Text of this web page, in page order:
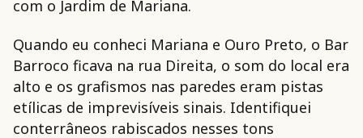
com o Jardim de Mariana.
Quando eu conheci Mariana e Ouro Preto, o Bar
Barroco ficava na rua Direita, o som do local era
alto e os grafismos nas paredes eram pistas
etílicas de imprevisíveis sinais. Identifiquei
conterrâneos rabiscados nesses tons